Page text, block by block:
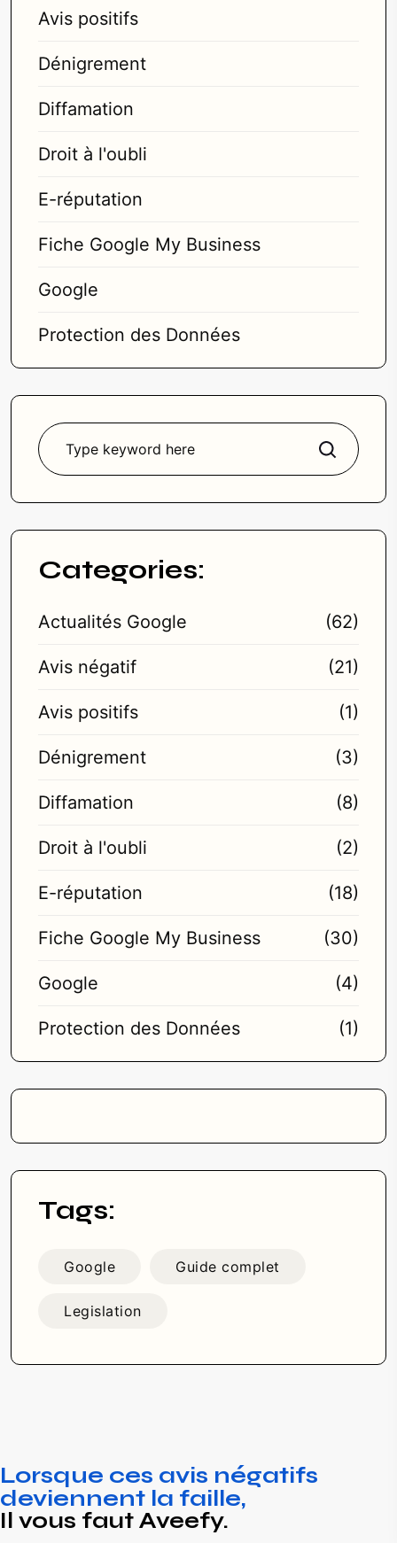
Avis positifs
Dénigrement
Diffamation
Droit à l'oubli
E-réputation
Fiche Google My Business
Google
Protection des Données
Rechercher
Categories:
Actualités Google (62)
Avis négatif (21)
Avis positifs (1)
Dénigrement (3)
Diffamation (8)
Droit à l'oubli (2)
E-réputation (18)
Fiche Google My Business (30)
Google (4)
Protection des Données (1)
Tags:
Google Guide complet
Legislation
Lorsque ces avis négatifs
deviennent la faille,
Il vous faut Aveefy.